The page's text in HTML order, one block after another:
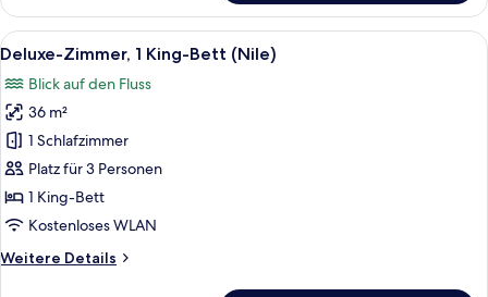
Zimmer,
1 King-
Bett,
Alle
Fotos
für
Deluxe-
Zimmer,
1 King-
Bett
(Nile)
Ein Hotelzimmer mit einem Bett,
8
Deluxe-Zimmer, 1 King-Bett (Nile)
Blick auf den Fluss
36 m²
1 Schlafzimmer
Platz für 3 Personen
1 King-Bett
Kostenloses WLAN
Weitere Details
Weitere